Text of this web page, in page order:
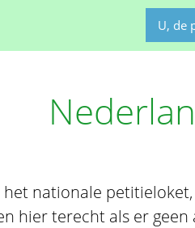
U, de
het nationale
hier terecht als er